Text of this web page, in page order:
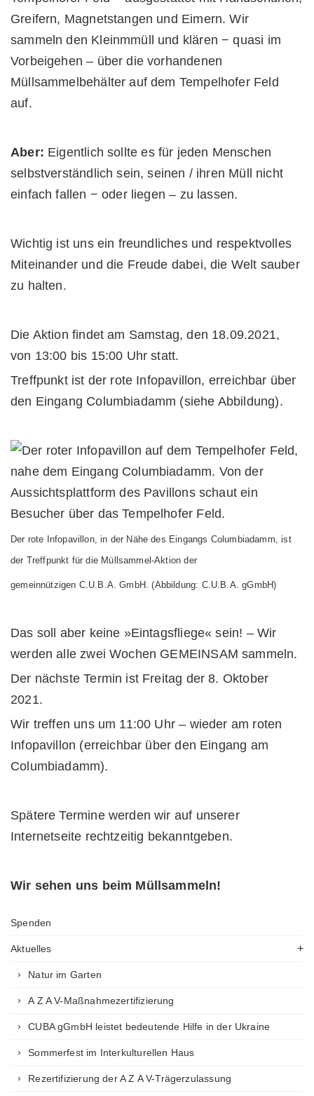
Greifern, Magnetstangen und Eimern. Wir
sammeln den Kleinmmüll und klären − quasi im
Vorbeigehen – über die vorhandenen
Müllsammelbehälter auf dem Tempelhofer Feld
auf.
Aber: Eigentlich sollte es für jeden Menschen
selbstverständlich sein, seinen / ihren Müll nicht
einfach fallen − oder liegen – zu lassen.
Wichtig ist uns ein freundliches und respektvolles
Miteinander und die Freude dabei, die Welt sauber
zu halten.
Die Aktion findet am Samstag, den 18.09.2021,
von 13:00 bis 15:00 Uhr statt.
Treffpunkt ist der rote Infopavillon, erreichbar über
den Eingang Columbiadamm (siehe Abbildung).
Der rote Infopavillon, in der Nähe des Eingangs Columbiadamm, ist
der Treffpunkt für die Müllsammel-Aktion der
gemeinnützigen C.U.B.A. GmbH. (Abbildung: C.U.B.A. gGmbH)
Das soll aber keine »Eintagsfliege« sein! – Wir
werden alle zwei Wochen GEMEINSAM sammeln.
Der nächste Termin ist Freitag der 8. Oktober
2021.
Wir treffen uns um 11:00 Uhr – wieder am roten
Infopavillon (erreichbar über den Eingang am
Columbiadamm).
Spätere Termine werden wir auf unserer
Internetseite rechtzeitig bekanntgeben.
Wir sehen uns beim Müllsammeln!
Spenden
Aktuelles
Natur im Garten
A Z A V-Maßnahmezertifizierung
CUBA gGmbH leistet bedeutende Hilfe in der Ukraine
Sommerfest im Interkulturellen Haus
Rezertifizierung der A Z A V-Trägerzulassung